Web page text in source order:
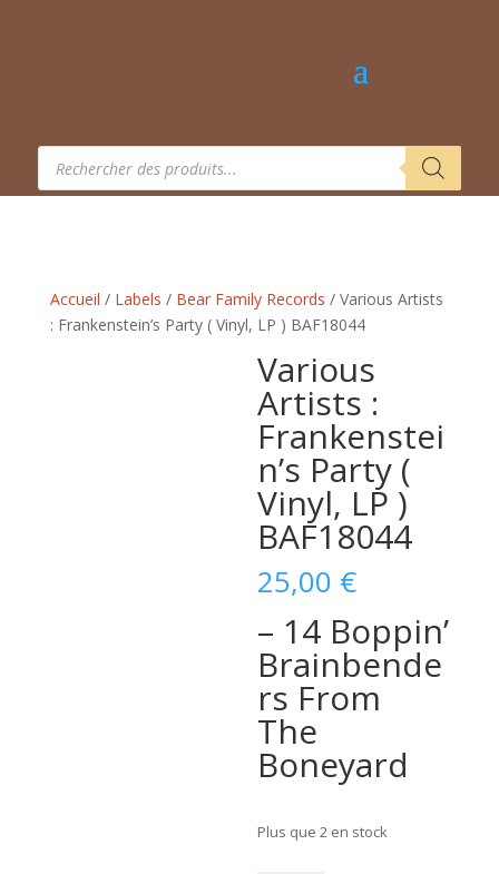
Recherche
produits
Accueil / Labels / Bear Family Records / Various Artists
: Frankenstein’s Party ( Vinyl, LP ) BAF18044
Various
Artists :
Frankenstei
n’s Party (
Vinyl, LP )
BAF18044
25,00 €
– 14 Boppin’
Brainbende
rs From
The
Boneyard
Plus que 2 en stock